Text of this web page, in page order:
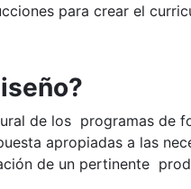
para crear el
de los programas de
apropiadas a las
de un pertinente